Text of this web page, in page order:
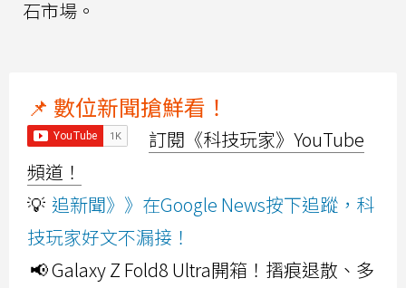
石市場。
📌 數位新聞搶鮮看！
訂閱《科技玩家》YouTube
頻道！
💡 追新聞》》在Google News按下追蹤，科
技玩家好文不漏接！
📢 Galaxy Z Fold8 Ultra開箱！摺痕退散、多